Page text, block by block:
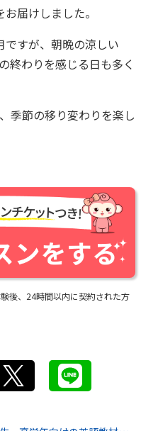
届けしました。
すが、朝晩の涼しい
終わりを感じる日も多く
季節の移り変わりを楽し
後、24時間以内に契約された方